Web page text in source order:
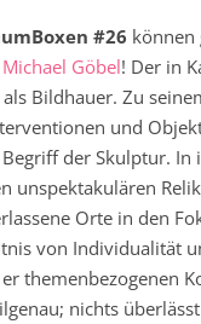
#26 können
Michael Göbel! Der in
Bildhauer. Zu
und
der Skulptur. In
unspektakulären
Orte in den
von Individualität
themenbezogenen
nichts